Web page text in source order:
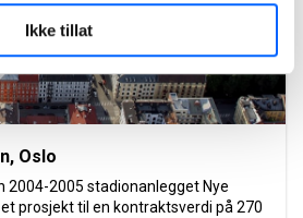
Ikke tillat
Oslo
2004-2005 stadionanlegget Nye
prosjekt til en kontraktsverdi på 270